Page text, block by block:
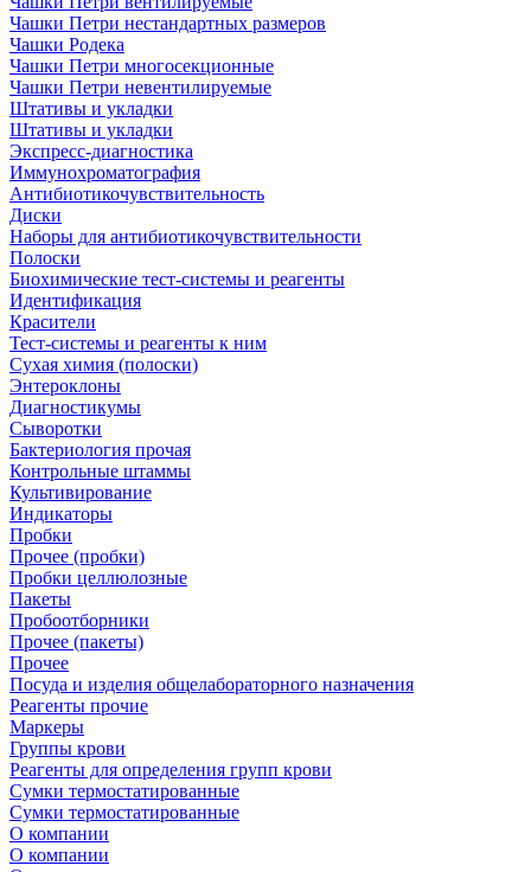
Чашки Петри нестандартных размеров
Чашки Родека
Чашки Петри многосекционные
Чашки Петри невентилируемые
Штативы и укладки
Штативы и укладки
Экспресс-диагностика
Иммунохроматография
Антибиотикочувствительность
Диски
Наборы для антибиотикочувствительности
Полоски
Биохимические тест-системы и реагенты
Идентификация
Красители
Тест-системы и реагенты к ним
Сухая химия (полоски)
Энтероклоны
Диагностикумы
Сыворотки
Бактериология прочая
Контрольные штаммы
Культивирование
Индикаторы
Пробки
Прочее (пробки)
Пробки целлюлозные
Пакеты
Пробоотборники
Прочее (пакеты)
Прочее
Посуда и изделия общелабораторного назначения
Реагенты прочие
Маркеры
Группы крови
Реагенты для определения групп крови
Сумки термостатированные
Сумки термостатированные
О компании
О компании